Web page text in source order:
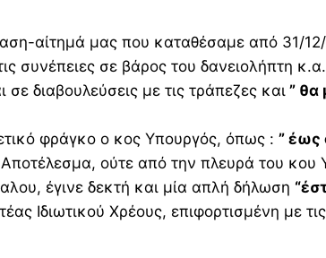
αίτημά μας που καταθέσαμε από 31/
συνέπειες σε βάρος του δανειολήπτη
διαβουλεύσεις με τις τράπεζες και ” θα
φράγκο ο κος Υπουργός, όπως : ” έως
ούτε από την πλευρά του
έγινε δεκτή και μία απλή δήλωση
Χρέους, επιφορτισμένη με τις